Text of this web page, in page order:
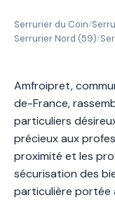
Serrurier du Coin/
Serrurier Nord (59)/
Amfroipret,
de-France,
particuliers
précieux aux
proximité et les
sécurisation des
particulière portée